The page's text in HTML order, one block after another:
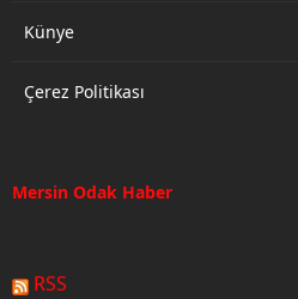
Künye
Çerez Politikası
Mersin Odak Haber
RSS